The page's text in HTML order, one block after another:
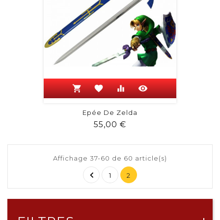
shopping_cart favorite equalizer visibility
Epée De Zelda
55,00 €
Affichage 37-60 de 60 article(s)
 1 2